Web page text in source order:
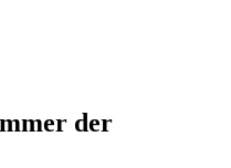
der